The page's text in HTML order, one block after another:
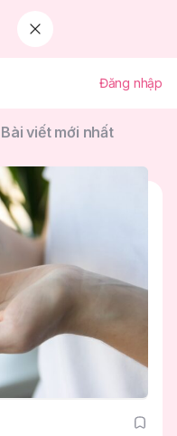
Đăng nhập
Bài viết mới nhất